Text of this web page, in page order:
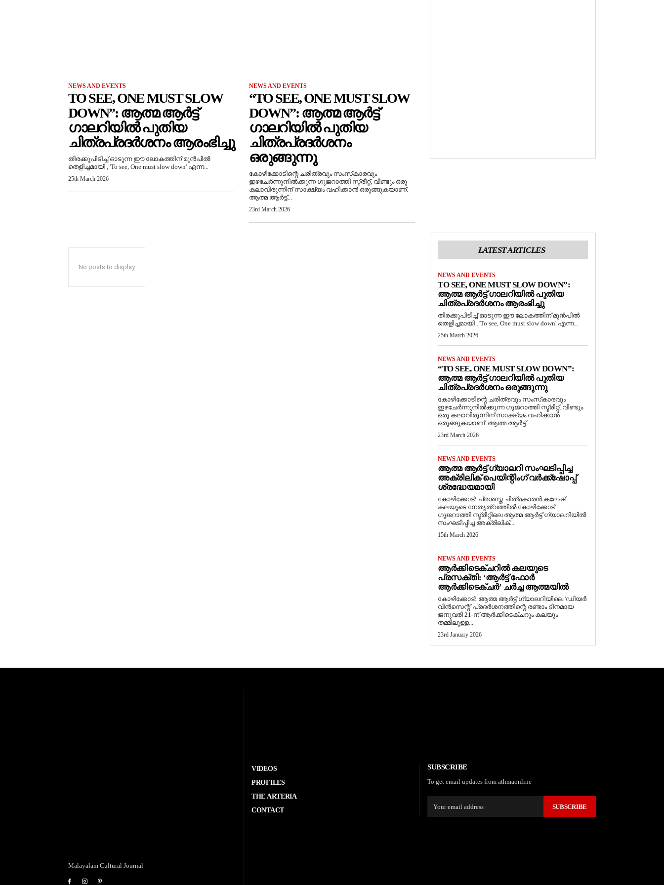
NEWS AND EVENTS
TO SEE, ONE MUST SLOW
DOWN”: ആത്മ ആർട്ട്
ഗാലറിയിൽ പുതിയ
ചിത്രപ്രദർശനം ആരംഭിച്ചു
തിരക്കുപിടിച്ച് ഓടുന്ന ഈ ലോകത്തിന് മുൻപിൽ
തെളിച്ചമായി , 'To see, One must slow down' എന്ന...
25th March 2026
NEWS AND EVENTS
“TO SEE, ONE MUST SLOW
DOWN”: ആത്മ ആർട്ട്
ഗാലറിയിൽ പുതിയ
ചിത്രപ്രദർശനം
ഒരുങ്ങുന്നു
കോഴിക്കോടിന്റെ ചരിത്രവും സംസ്‌കാരവും
ഇഴചേർന്നുനിൽക്കുന്ന ഗുജറാത്തി സ്ട്രീറ്റ്, വീണ്ടും ഒരു
കലാവിരുന്നിന് സാക്ഷ്യം വഹിക്കാൻ ഒരുങ്ങുകയാണ്.
ആത്മ ആർട്ട്...
23rd March 2026
No posts to display
LATEST ARTICLES
NEWS AND EVENTS
TO SEE, ONE MUST SLOW DOWN”:
ആത്മ ആർട്ട് ഗാലറിയിൽ പുതിയ
ചിത്രപ്രദർശനം ആരംഭിച്ചു
തിരക്കുപിടിച്ച് ഓടുന്ന ഈ ലോകത്തിന് മുൻപിൽ
തെളിച്ചമായി , 'To see, One must slow down' എന്ന...
25th March 2026
NEWS AND EVENTS
“TO SEE, ONE MUST SLOW DOWN”:
ആത്മ ആർട്ട് ഗാലറിയിൽ പുതിയ
ചിത്രപ്രദർശനം ഒരുങ്ങുന്നു
കോഴിക്കോടിന്റെ ചരിത്രവും സംസ്‌കാരവും
ഇഴചേർന്നുനിൽക്കുന്ന ഗുജറാത്തി സ്ട്രീറ്റ്, വീണ്ടും
ഒരു കലാവിരുന്നിന് സാക്ഷ്യം വഹിക്കാൻ
ഒരുങ്ങുകയാണ്. ആത്മ ആർട്ട്...
23rd March 2026
NEWS AND EVENTS
ആത്മ ആർട്ട് ഗ്യാലറി സംഘടിപ്പിച്ച
അക്രിലിക് പെയിന്റിംഗ് വർക്ക്‌ഷോപ്പ്
ശ്രദ്ധേയമായി
കോഴിക്കോട്: പ്രശസ്ത ചിത്രകാരൻ കലേഷ്
കലയുടെ നേതൃത്വത്തിൽ കോഴിക്കോട്
ഗുജറാത്തി സ്ട്രീറ്റിലെ ആത്മ ആർട്ട് ഗ്യാലറിയിൽ
സംഘടിപ്പിച്ച അക്രിലിക്...
15th March 2026
NEWS AND EVENTS
ആർക്കിടെക്ചറിൽ കലയുടെ
പ്രസക്തി: ‘ആർട്ട് ഫോർ
ആർക്കിടെക്ചർ’ ചർച്ച ആത്മയിൽ
​കോഴിക്കോട്: ആത്മ ആർട്ട് ഗ്യാലറിയിലെ 'ഡിയർ
വിൻസെന്റ്' പ്രദർശനത്തിന്റെ രണ്ടാം ദിനമായ
ജനുവരി 21-ന് ആർക്കിടെക്ചറും കലയും
തമ്മിലുള്ള...
23rd January 2026
Malayalam Cultural Journal
VIDEOS
PROFILES
THE ARTERIA
CONTACT
SUBSCRIBE
To get email updates from athmaonline
SUBSCRIBE